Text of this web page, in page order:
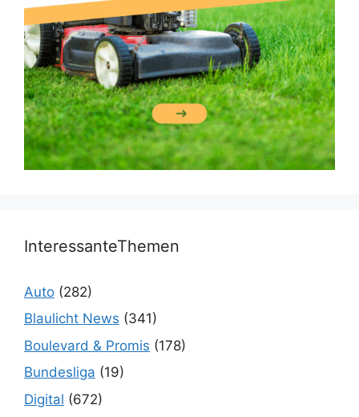
InteressanteThemen
Auto (282)
Blaulicht News (341)
Boulevard & Promis (178)
Bundesliga (19)
Digital (672)